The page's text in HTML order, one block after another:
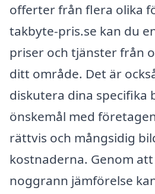
offerter från flera olika
takbyte-pris.se kan du
priser och tjänster från
ditt område. Det är
diskutera dina specifika
önskemål med
rättvis och mångsidig
kostnaderna. Genom
noggrann jämförelse